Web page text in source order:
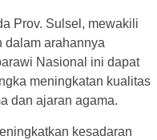
Prov. Sulsel, mewakili
dalam arahannya
Nasional ini dapat
meningkatan kualitas
dan ajaran agama.
kesadaran